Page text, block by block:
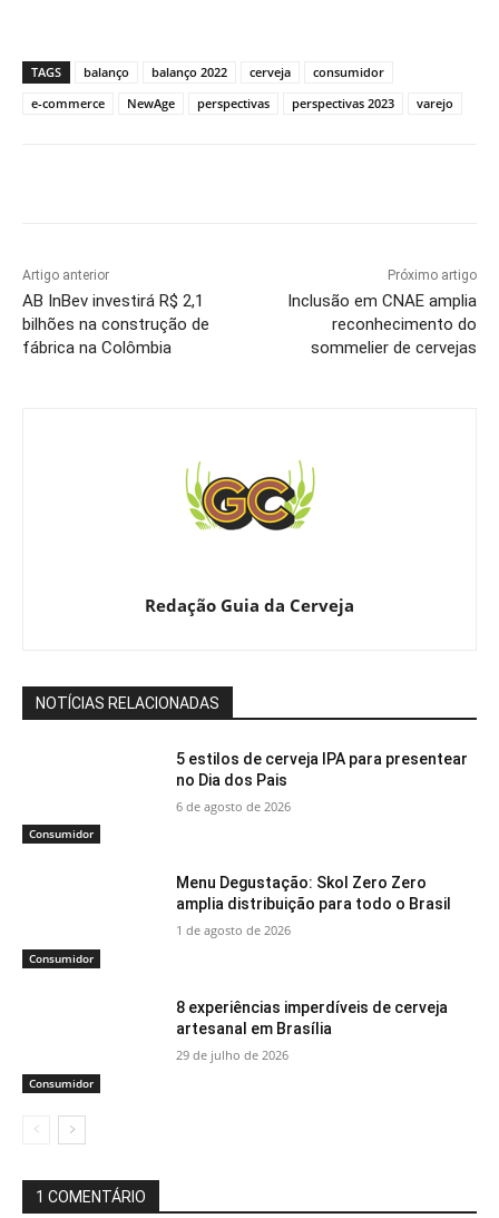
TAGS balanço balanço 2022 cerveja
consumidor
e-commerce
NewAge perspectivas perspectivas 2023 varejo
Artigo anterior
AB InBev investirá R$ 2,1
bilhões na construção de
fábrica na Colômbia
Próximo artigo
Inclusão em CNAE amplia
reconhecimento do
sommelier de cervejas
Redação Guia da Cerveja
NOTÍCIAS RELACIONADAS
Consumidor
5 estilos de cerveja IPA para presentear
no Dia dos Pais
6 de agosto de 2026
Consumidor
Menu Degustação: Skol Zero Zero
amplia distribuição para todo o Brasil
1 de agosto de 2026
Consumidor
8 experiências imperdíveis de cerveja
artesanal em Brasília
29 de julho de 2026
1 COMENTÁRIO